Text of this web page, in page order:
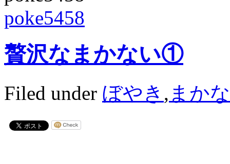
poke5458
贅沢なまかない①
Filed under ぼやき , まか